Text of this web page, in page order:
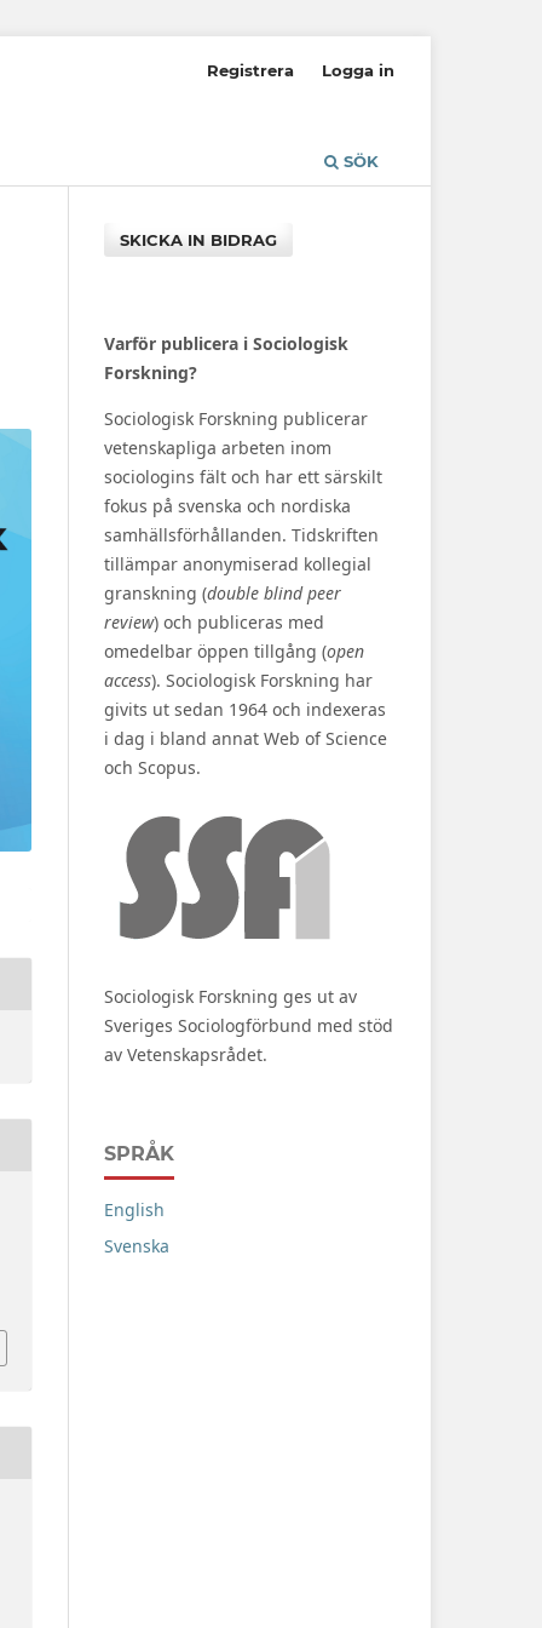
SÖK
Registrera Logga in
SKICKA IN BIDRAG
Varför publicera i Sociologisk
Forskning?
Sociologisk Forskning publicerar
vetenskapliga arbeten inom
sociologins fält och har ett särskilt
fokus på svenska och nordiska
samhällsförhållanden. Tidskriften
tillämpar anonymiserad kollegial
granskning (double blind peer
review) och publiceras med
omedelbar öppen tillgång (open
access). Sociologisk Forskning har
givits ut sedan 1964 och indexeras
i dag i bland annat Web of Science
och Scopus.
Sociologisk Forskning ges ut av
Sveriges Sociologförbund med stöd
av Vetenskapsrådet.
SPRÅK
English
Svenska